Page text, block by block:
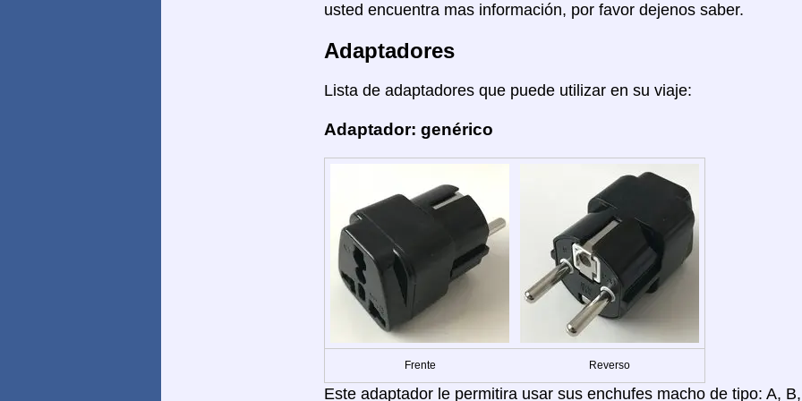
usted encuentra mas información, por favor dejenos saber.
Adaptadores
Lista de adaptadores que puede utilizar en su viaje:
Adaptador: genérico
Frente Reverso
Este adaptador le permitira usar sus enchufes macho de tipo: A,